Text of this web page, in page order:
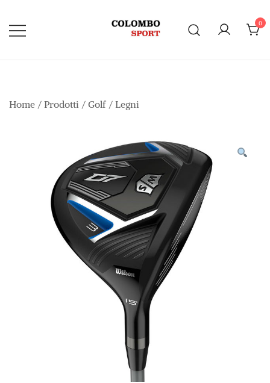
contenuto
0
Home / Prodotti / Golf / Legni